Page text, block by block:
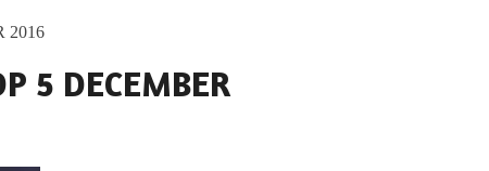
2016
5 DECEMBER